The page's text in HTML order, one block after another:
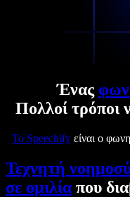
Ένας
Πολλοί τρόποι
Το Speechifyείναι ο
Τεχνητή
σε ομιλία που